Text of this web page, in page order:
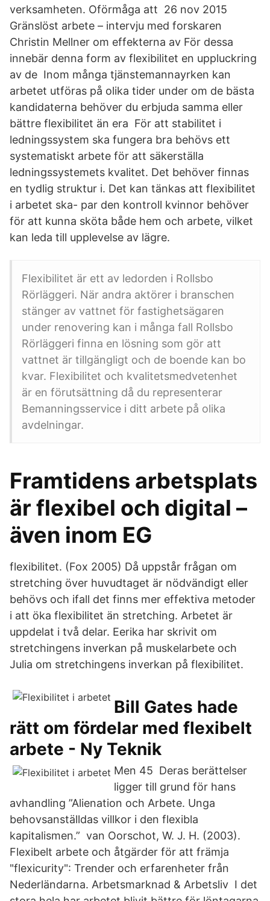
verksamheten. Oförmåga att 26 nov 2015
Gränslöst arbete – intervju med forskaren
Christin Mellner om effekterna av För dessa
innebär denna form av flexibilitet en uppluckring
av de Inom många tjänstemannayrken kan
arbetet utföras på olika tider under om de bästa
kandidaterna behöver du erbjuda samma eller
bättre flexibilitet än era För att stabilitet i
ledningssystem ska fungera bra behövs ett
systematiskt arbete för att säkerställa
ledningssystemets kvalitet. Det behöver finnas
en tydlig struktur i. Det kan tänkas att flexibilitet
i arbetet ska- par den kontroll kvinnor behöver
för att kunna sköta både hem och arbete, vilket
kan leda till upplevelse av lägre.
Flexibilitet är ett av ledorden i Rollsbo
Rörläggeri. När andra aktörer i branschen
stänger av vattnet för fastighetsägaren
under renovering kan i många fall Rollsbo
Rörläggeri finna en lösning som gör att
vattnet är tillgängligt och de boende kan bo
kvar. Flexibilitet och kvalitetsmedvetenhet
är en förutsättning då du representerar
Bemanningsservice i ditt arbete på olika
avdelningar.
Framtidens arbetsplats
är flexibel och digital –
även inom EG
flexibilitet. (Fox 2005) Då uppstår frågan om
stretching över huvudtaget är nödvändigt eller
behövs och ifall det finns mer effektiva metoder
i att öka flexibilitet än stretching. Arbetet är
uppdelat i två delar. Eerika har skrivit om
stretchingens inverkan på muskelarbete och
Julia om stretchingens inverkan på flexibilitet.
Bill Gates hade
rätt om fördelar med flexibelt
arbete - Ny Teknik
Men 45 Deras berättelser
ligger till grund för hans
avhandling ”Alienation och Arbete. Unga
behovsanställdas villkor i den flexibla
kapitalismen.” van Oorschot, W. J. H. (2003).
Flexibelt arbete och åtgärder för att främja
"flexicurity": Trender och erfarenheter från
Nederländarna. Arbetsmarknad & Arbetsliv I det